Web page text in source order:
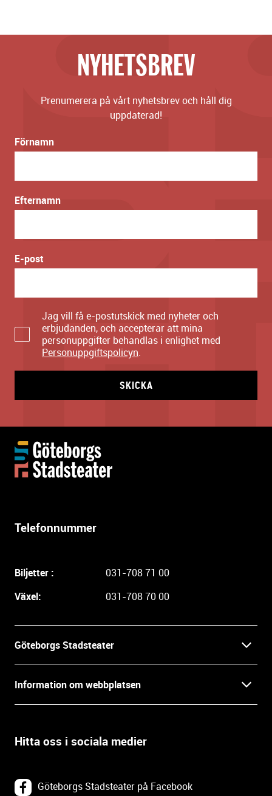
NYHETSBREV
Prenumerera på vårt nyhetsbrev och håll dig
uppdaterad!
Förnamn
Efternamn
E-post
Jag vill få e-postutskick med nyheter och
erbjudanden, och accepterar att mina
personuppgifter behandlas i enlighet med
Personuppgiftspolicyn.
SKICKA
Telefonnummer
Biljetter :
031-708 71 00
Växel:
031-708 70 00
Göteborgs Stadsteater
Press
Öppettider
Information om webbplatsen
Villkor och integritet
Om webbplatsen
Hitta oss i sociala medier
Göteborgs Stadsteater på Facebook